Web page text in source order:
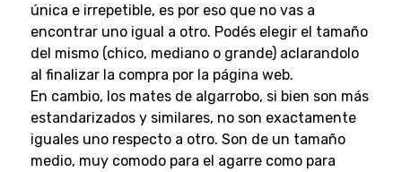
única e irrepetible, es por eso que no vas a
encontrar uno igual a otro. Podés elegir el tamaño
del mismo (chico, mediano o grande) aclarandolo
al finalizar la compra por la página web.
En cambio, los mates de algarrobo, si bien son más
estandarizados y similares, no son exactamente
iguales uno respecto a otro. Son de un tamaño
medio, muy comodo para el agarre como para